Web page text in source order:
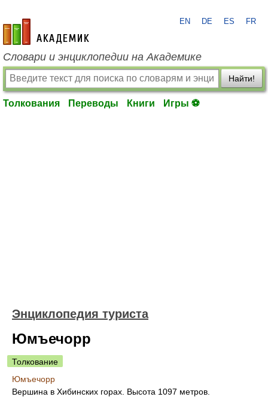
academic.ru
EN DE ES FR
Словари и энциклопедии на Академике
Найти!
Толкования Переводы Книги Игры ⚽
Энциклопедия туриста
Юмъечорр
Толкование
Юмъечорр
Вершина в Хибинских горах. Высота 1097 метров.